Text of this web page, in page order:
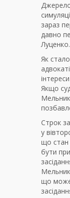
зараз
давно
Луценко.
Як
Якщо
Строк
у
що стан
бути
що може